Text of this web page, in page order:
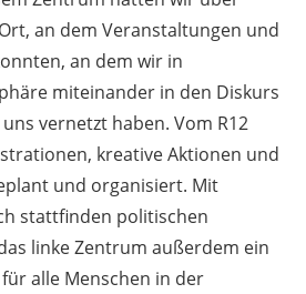
an dem Veranstaltungen und
an dem wir in
miteinander in den Diskurs
vernetzt haben. Vom R12
kreative Aktionen und
und organisiert. Mit
stattfinden politischen
linke Zentrum außerdem ein
alle Menschen in der